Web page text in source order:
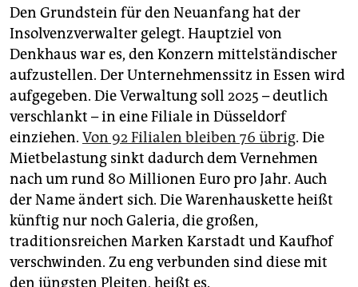
Den Grundstein für den Neuanfang hat der
Insolvenzverwalter gelegt. Hauptziel von
Denkhaus war es, den Konzern mittelständischer
aufzustellen. Der Unternehmenssitz in Essen wird
aufgegeben. Die Verwaltung soll 2025 – deutlich
verschlankt – in eine Filiale in Düsseldorf
einziehen. Von 92 Filialen bleiben 76 übrig. Die
Mietbelastung sinkt dadurch dem Vernehmen
nach um rund 80 Millionen Euro pro Jahr. Auch
der Name ändert sich. Die Warenhauskette heißt
künftig nur noch Galeria, die großen,
traditionsreichen Marken Karstadt und Kaufhof
verschwinden. Zu eng verbunden sind diese mit
den jüngsten Pleiten, heißt es.